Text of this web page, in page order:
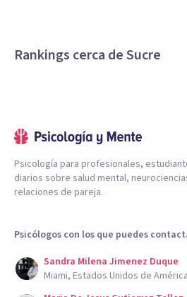
Rankings cerca de Sucre
Psicología para profesionales,
diarios sobre salud mental,
relaciones de pareja.
Psicólogos con los que puedes
Sandra Milena Jimenez Duque
Miami, Estados Unidos de América